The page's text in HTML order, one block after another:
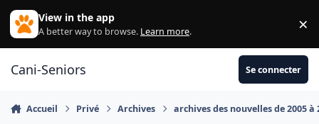
Aller au contenu
View in the app
A better way to browse. Learn more. ×
Cani-Seniors Se connecter
Accueil Privé Archives archives des nouvelles de 2005 à